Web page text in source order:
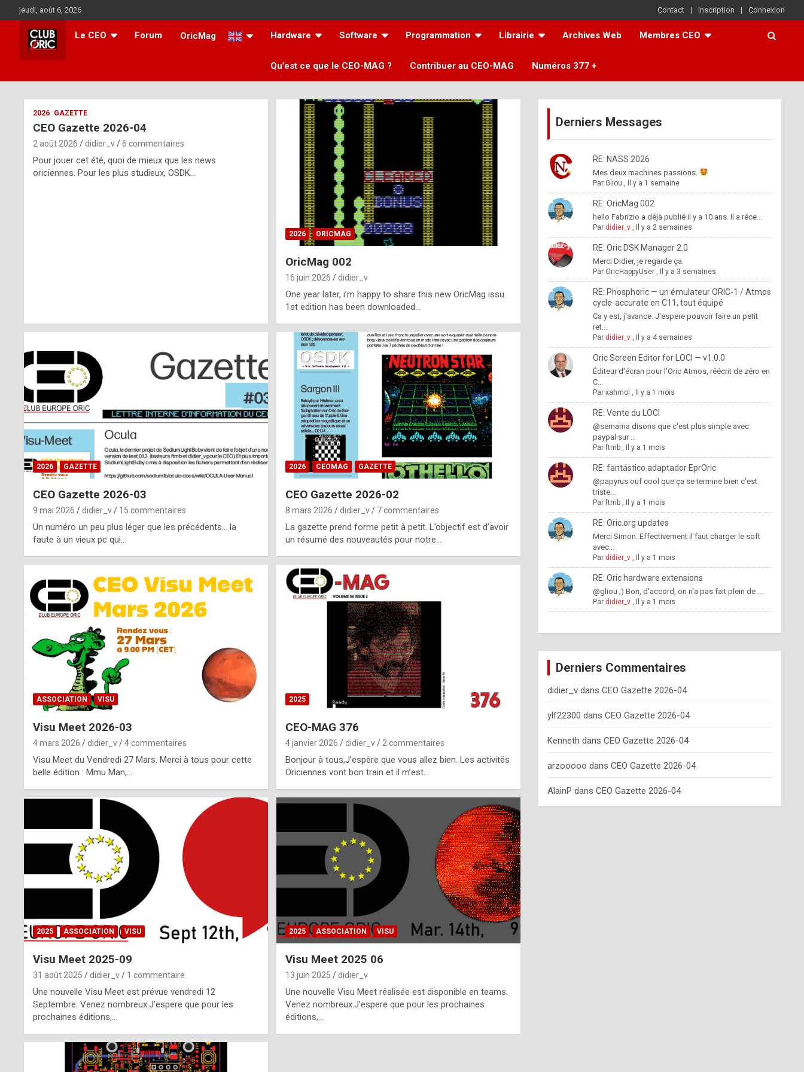
au
contenu
jeudi, août 6, 2026 Contact Inscription Connexion
Le CEO Forum OricMag Hardware Software Programmation Librairie Archives Web Membres CEO
Qu’est ce que le CEO-MAG ? Contribuer au CEO-MAG Numéros 377 +
ff
m
2026 GAZETTE
CEO Gazette 2026-04
2 août 2026 didier_v 6 commentaires
Pour jouer cet été, quoi de mieux que les news
oriciennes. Pour les plus studieux, OSDK…
2026 ORICMAG
OricMag 002
16 juin 2026 didier_v
One year later, i’m happy to share this new OricMag issu.
1st edition has been downloaded…
2026 GAZETTE
CEO Gazette 2026-03
9 mai 2026 didier_v 15 commentaires
Un numéro un peu plus léger que les précédents… la
faute à un vieux pc qui…
2026 CEOMAG GAZETTE
CEO Gazette 2026-02
8 mars 2026 didier_v 7 commentaires
La gazette prend forme petit à petit. L’objectif est d’avoir
un résumé des nouveautés pour notre…
ASSOCIATION VISU
Visu Meet 2026-03
4 mars 2026 didier_v 4 commentaires
Visu Meet du Vendredi 27 Mars. Merci à tous pour cette
belle édition : Mmu Man,…
2025
CEO-MAG 376
4 janvier 2026 didier_v 2 commentaires
Bonjour à tous,J’espère que vous allez bien. Les activités
Oriciennes vont bon train et il m’est…
2025 ASSOCIATION VISU
Visu Meet 2025-09
31 août 2025 didier_v 1 commentaire
Une nouvelle Visu Meet est prévue vendredi 12
Septembre. Venez nombreux.J’espere que pour les
prochaines éditions,…
2025 ASSOCIATION VISU
Visu Meet 2025 06
13 juin 2025 didier_v
Une nouvelle Visu Meet réalisée est disponible en teams.
Venez nombreux.J’espere que pour les prochaines
éditions,…
Derniers Messages
RE: NASS 2026
Mes deux machines passions.
Par Gliou , Il y a 1 semaine
RE: OricMag 002
hello Fabrizio a déjà publié il y a 10 ans. Il a réce...
Par didier_v, Il y a 2 semaines
RE: Oric DSK Manager 2.0
Merci Didier, je regarde ça.
Par OricHappyUser, Il y a 3 semaines
RE: Phosphoric — un émulateur ORIC-1 / Atmos
cycle-accurate en C11, tout équipé
Ca y est, j'avance. J'espere pouvoir faire un petit
ret...
Par didier_v, Il y a 4 semaines
Oric Screen Editor for LOCI — v1.0.0
Éditeur d'écran pour l'Oric Atmos, réécrit de zéro en
C...
Par xahmol , Il y a 1 mois
RE: Vente du LOCI
@semama disons que c'est plus simple avec
paypal sur ...
Par ftmb, Il y a 1 mois
RE: fantástico adaptador EprOric
@papyrus ouf cool que ça se termine bien c'est
triste...
Par ftmb, Il y a 1 mois
RE: Oric.org updates
Merci Simon. Effectivement il faut charger le soft
avec...
Par didier_v, Il y a 1 mois
RE: Oric hardware extensions
@gliou ;) Bon, d'accord, on n'a pas fait plein de ...
Par didier_v, Il y a 1 mois
Derniers Commentaires
didier_vdans CEO Gazette 2026-04
ylf22300 dans CEO Gazette 2026-04
Kenneth dans CEO Gazette 2026-04
arzooooo dans CEO Gazette 2026-04
AlainP dans CEO Gazette 2026-04